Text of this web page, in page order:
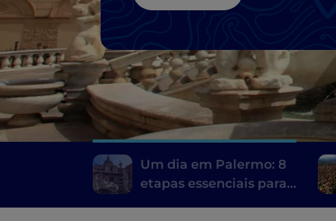
Um dia em Palermo: 8
etapas essenciais para